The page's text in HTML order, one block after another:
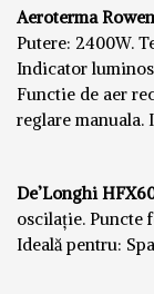
Aeroterma
Putere: 2400W.
Indicator
Functie de aer
reglare manuala.
De’Longhi
oscilație. Puncte
Ideală pentru: